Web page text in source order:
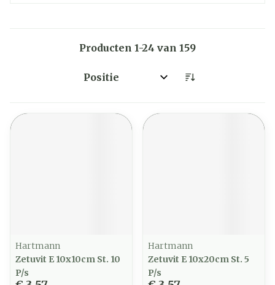
Producten 1-24 van 159
Sorteer op:
Hartmann
Zetuvit E 10x10cm St. 10
P/s
Hartmann
Zetuvit E 10x20cm St. 5
P/s